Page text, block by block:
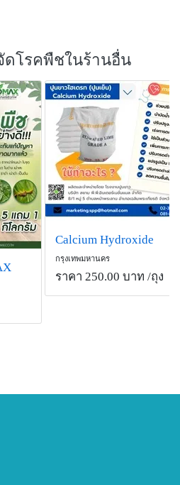
ดโรคพืชในร้านอื่น
Calcium Hydroxide
กรุงเทพมหานคร
ราคา 250.00 บาท /ถุง